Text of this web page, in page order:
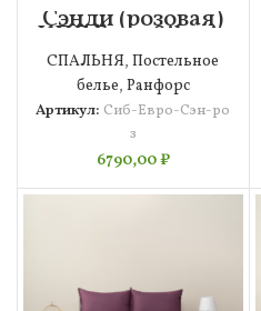
Сэнди (розовая)
КПБ Евро Siberia
СПАЛЬНЯ,Постельное
белье, Ранфорс
Артикул: Сиб-Евро-Сэн-ро
з
6790,00₽